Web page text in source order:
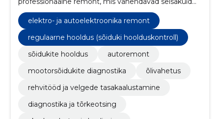
ning pikendavad sõiduki eluiga.
elektro- ja autoelektroonika remont
regulaarne hooldus (sõiduki hoolduskontroll)
sõidukite hooldus
autoremont
mootorsõidukite diagnostika
õlivahetus
rehvitööd ja velgede tasakaalustamine
diagnostika ja tõrkeotsing